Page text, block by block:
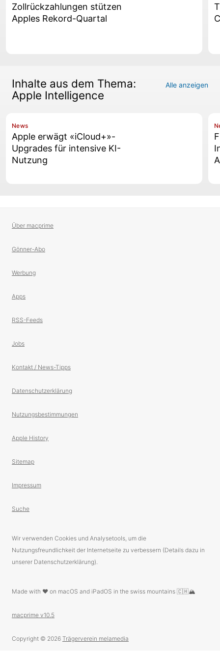
Zollrückzahlungen stützen
Apples Rekord-Quartal
Inhalte aus dem Thema:
Apple Intelligence
Alle anzeigen
News
Apple erwägt «iCloud+»-
Upgrades für intensive KI-
Nutzung
Über macprime
Gönner-Abo
Werbung
Apps
RSS-Feeds
Jobs
Kontakt / News-Tipps
Datenschutzerklärung
Nutzungsbestimmungen
Apple History
Sitemap
Impressum
Suche
Wir verwenden Cookies und Analysetools, um die
Nutzungsfreundlichkeit der Internetseite zu verbessern (Details dazu in
unserer Datenschutzerklärung).
Made with ❤️ on macOS and iPadOS in the swiss mountains 🇨🇭🏔
macprime v10.5
Copyright © 2026 Trägerverein melamedia